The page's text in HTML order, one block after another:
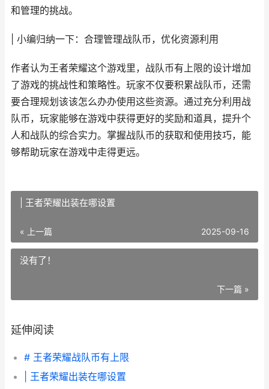
和管理的挑战。
| 小编归纳一下：合理管理战队币，优化资源利用
作者认为王者荣耀这个游戏里，战队币有上限的设计增加
了游戏的挑战性和策略性。玩家不仅要积累战队币，还需
要合理规划该该怎么办办使用这些资源。通过充分利用战
队币，玩家能够在游戏中获得更好的奖励和道具，提升个
人和战队的综合实力。掌握战队币的获取和使用技巧，能
够帮助玩家在游戏中走得更远。
| 王者荣耀出装在哪设置
« 上一篇 2025-09-16
没有了！
下一篇 »
延伸阅读
# 王者荣耀战队币有上限
| 王者荣耀出装在哪设置